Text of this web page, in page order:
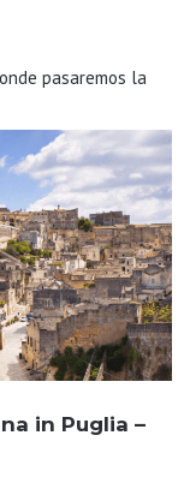
pasaremos la
in Puglia –